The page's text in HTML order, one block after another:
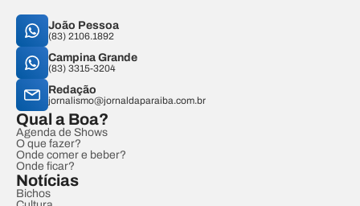
João Pessoa
(83) 2106.1892
Campina Grande
(83) 3315-3204
Redação
jornalismo@jornaldaparaiba.com.br
Qual a Boa?
Agenda de Shows
O que fazer?
Onde comer e beber?
Onde ficar?
Notícias
Bichos